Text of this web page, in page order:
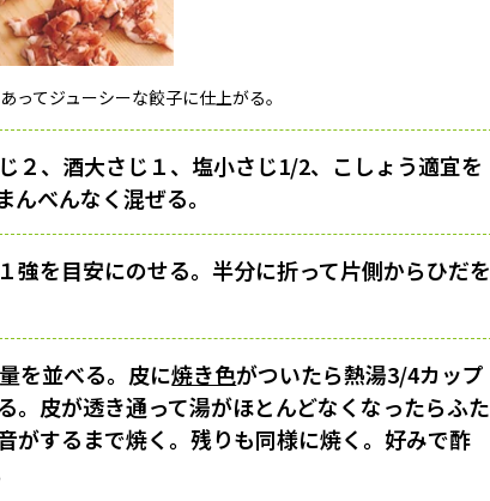
てジューシーな餃子に仕上がる。
２、酒大さじ１、塩小さじ1/2、こしょう適宜を
べんなく混ぜる。
強を目安にのせる。半分に折って片側からひだを
を並べる。皮に焼き色がついたら熱湯3/4カップ
。皮が透き通って湯がほとんどなくなったらふた
がするまで焼く。残りも同様に焼く。好みで酢